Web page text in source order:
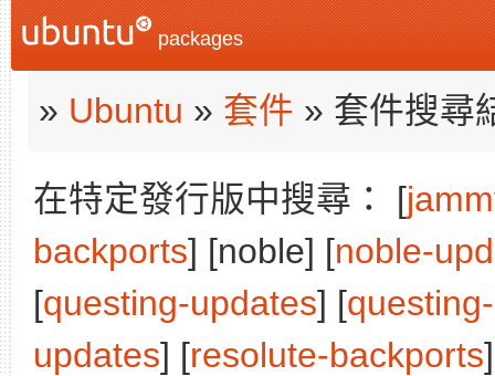
packages
» Ubuntu » 套件 » 套件搜尋
在特定發行版中搜尋： [
backports] [noble] [noble-
[questing-updates] [
updates] [resolute-backports